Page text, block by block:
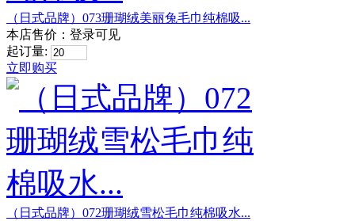
（日式品牌）073珊瑚绒美丽兔毛巾纯棉吸...
本店售价： 登录可见
起订量:
立即购买
（日式品牌）072珊瑚绒雪松毛巾纯棉吸水...